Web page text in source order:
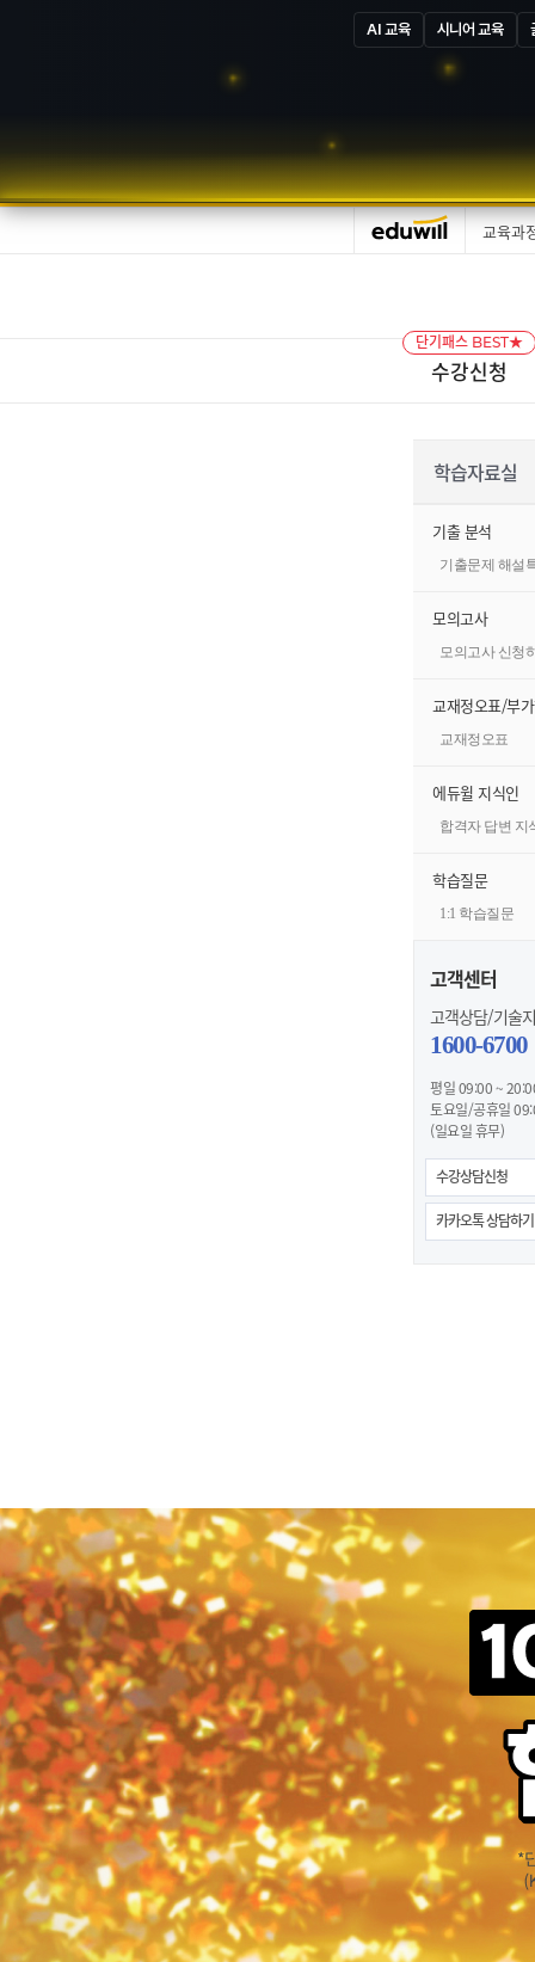
AI 교육 시니어 교육
교육과
수강신청
단기패스 BEST★
학습자료실
기출 분석
기출문제 해설
모의고사
모의고사 신청
교재정오표/부
교재정오표
에듀윌 지식인
합격자 답변 지
학습질문
1:1 학습질문
고객센터
고객상담/기술
1600-6700
평일 09:00 ~
토요일/공휴일
(일요일 휴무)
수강상담신청
카카오톡 상담하기